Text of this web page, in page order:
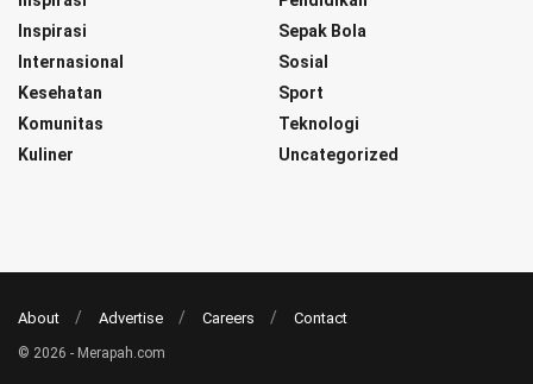
Inspirasi
Internasional
Kesehatan
Komunitas
Kuliner
Sepak Bola
Sosial
Sport
Teknologi
Uncategorized
About Advertise Careers Contact
© 2026 - Merapah.com